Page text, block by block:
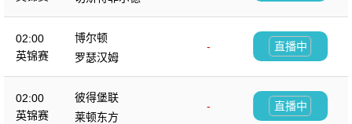
02:00
英锦赛
博尔顿
-
罗瑟汉姆
直播中
02:00
英锦赛
彼得堡联
-
莱顿东方
直播中